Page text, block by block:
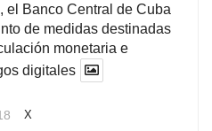
el Banco Central de Cuba
de medidas destinadas
monetaria e
digitales
X